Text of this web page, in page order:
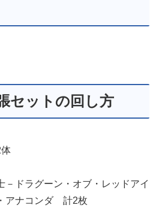
セットの回し方
－ドラグーン・オブ・レッドアイ
アナコンダ 計2枚